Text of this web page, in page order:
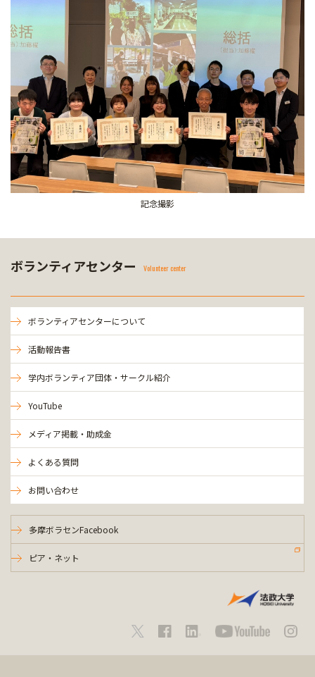
記念撮影
ボランティアセンター Volunteer center
ボランティアセンターについて
活動報告書
学内ボランティア団体・サークル紹介
YouTube
メディア掲載・助成金
よくある質問
お問い合わせ
多摩ボラセンFacebook
ピア・ネット